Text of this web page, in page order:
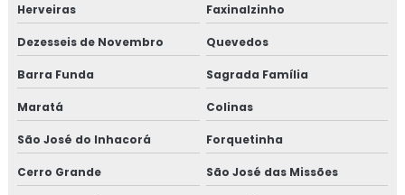
Herveiras Faxinalzinho
Dezesseis de Novembro Quevedos
Barra Funda Sagrada Família
Maratá Colinas
São José do Inhacorá Forquetinha
Cerro Grande São José das Missões